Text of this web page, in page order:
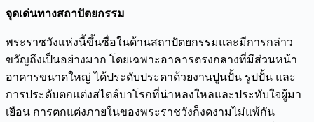
จุดเด่นทางสถาปัตยกรรม
พระราชวังแห่งนี้ขึ้นชื่อในด้านสถาปัตยกรรมและมีการกล่าว
ขวัญถึงเป็นอย่างมาก โดยเฉพาะอาคารตรงกลางที่มีส่วนหน้า
อาคารขนาดใหญ่ ได้ประดับประดาด้วยงานปูนปั้น รูปปั้น และ
การประดับตกแต่งสไตล์บาโรกที่น่าหลงใหลและประทับใจผู้มา
เยือน การตกแต่งภายในของพระราชวังก็งดงามไม่แพ้กัน